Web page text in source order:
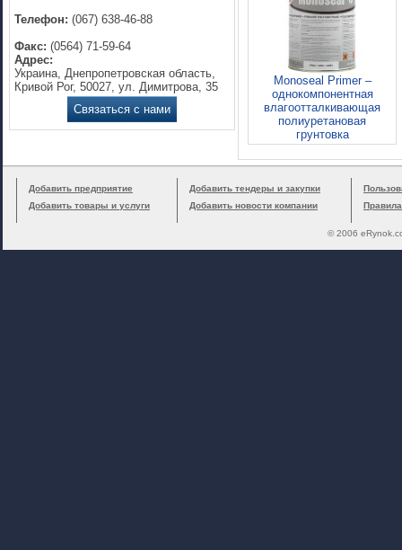
Телефон: (067) 638-46-88
Факс: (0564) 71-59-64
Адрес:
Украина, Днепропетровская область,
Кривой Рог, 50027, ул. Димитрова, 35
Связаться с нами
Monoseal Primer –
однокомпонентная
влагоотталкивающая
полиуретановая
грунтовка
Добавить предприятие
Добавить товары и услуги
Добавить тендеры и закупки
Добавить новости компании
© 2006